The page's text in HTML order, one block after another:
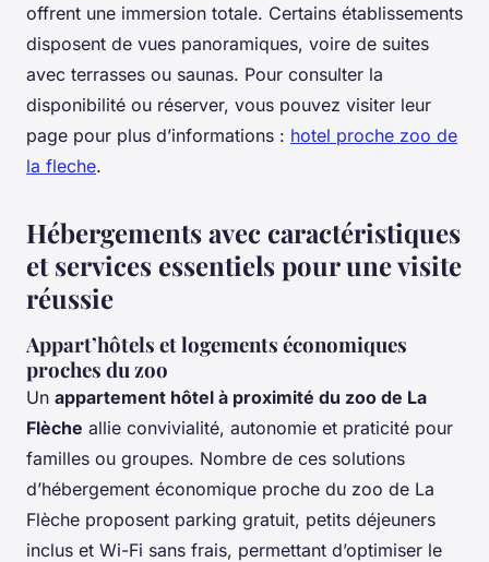
offrent une immersion totale. Certains établissements
disposent de vues panoramiques, voire de suites
avec terrasses ou saunas. Pour consulter la
disponibilité ou réserver, vous pouvez visiter leur
page pour plus d’informations : hotel proche zoo de
la fleche.
Hébergements avec caractéristiques
et services essentiels pour une visite
réussie
Appart’hôtels et logements économiques
proches du zoo
Un appartement hôtel à proximité du zoo de La
Flèche allie convivialité, autonomie et praticité pour
familles ou groupes. Nombre de ces solutions
d’hébergement économique proche du zoo de La
Flèche proposent parking gratuit, petits déjeuners
inclus et Wi-Fi sans frais, permettant d’optimiser le